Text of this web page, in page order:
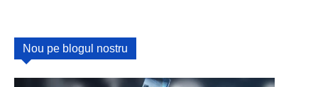
Nou pe blogul nostru